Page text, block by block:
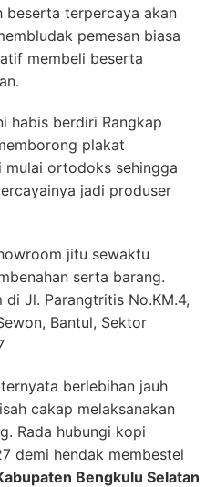
beserta terpercaya akan
pemesan biasa
membeli beserta
habis berdiri Rangkap
plakat
mulai ortodoks sehingga
jadi produser
jitu sewaktu
serta barang.
Jl. Parangtritis No.KM.4,
Bantul, Sektor
berlebihan jauh
cakap melaksanakan
Rada hubungi kopi
demi hendak membestel
Bengkulu Selatan